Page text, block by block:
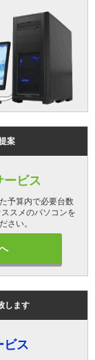
案
ービス
予算内で必要台数
スメのパソコンを
さい。
します
ビス